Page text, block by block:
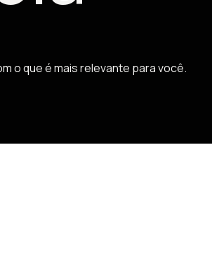
o que é mais relevante para você.